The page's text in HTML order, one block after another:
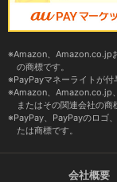
Amazon、Amazon.co.jp
の商標です。
PayPayマネーライトが付
Amazon、Amazon.co.jp
またはその関連会社の商
PayPay、PayPayのロゴ
たは商標です。
会社概要